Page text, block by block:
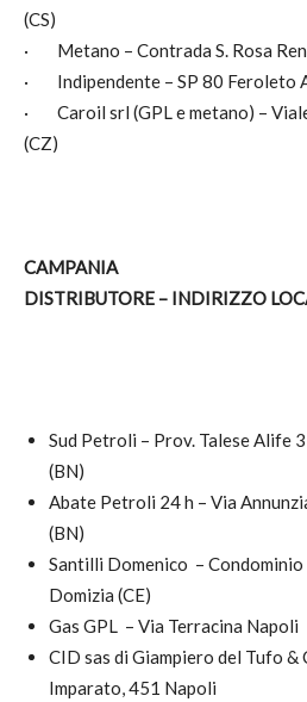
(CS)
·
Metano – Contrada S. Rosa
·
Indipendente – SP 80 Feroleto
·
Caroil srl (GPL e metano) –
(CZ)
CAMPANIA
DISTRIBUTORE – INDIRIZZO
Sud Petroli – Prov. Talese Alife
(BN)
Abate Petroli 24 h – Via
(BN)
Santilli Domenico –
Domizia (CE)
Gas GPL – Via Terracina Napoli
CID sas di Giampiero del Tufo &
Imparato, 451 Napoli